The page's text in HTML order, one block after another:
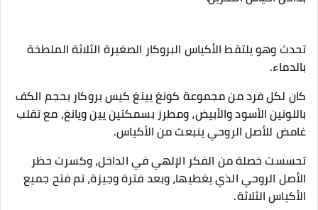
تحدث وهو يلتقط الأكياس البروكار الصغيرة الثلاثة الملطخة
بالدماء.
كان لكل فرد من مجموعة كونغ يينغ كيس بروكار بحجم الكف
باللونين الأسود والأبيض، ومطرز بسمكتين يين ويانغ، مع تقلب
غامض للأصل الروحي ينبعث من الأكياس.
تحسست خصلة من الفكر الإلهي في الداخل، وكسرت حظر
الأصل الروحي الذي يغطيها، وبعد فترة وجيزة، تم فتح جميع
الأكياس الثلاثة.